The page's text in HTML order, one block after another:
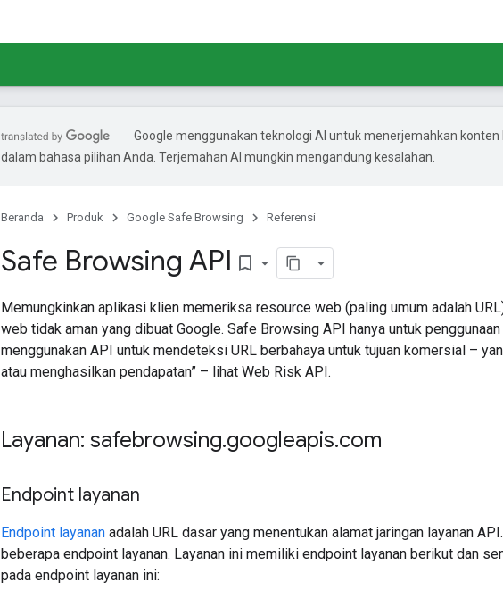
Google menggunakan teknologi AI untuk menerjemahkan konten
dalam bahasa pilihan Anda. Terjemahan AI mungkin mengandung kesalahan.
Beranda Produk Google Safe Browsing Referensi
Safe Browsing API bookmark_border
Memungkinkan aplikasi klien memeriksa resource web (paling umum adalah
web tidak aman yang dibuat Google. Safe Browsing API hanya untuk
menggunakan API untuk mendeteksi URL berbahaya untuk tujuan komersial –
atau menghasilkan pendapatan” – lihat Web Risk API.
Layanan: safebrowsing.googleapis.com
Endpoint layanan
Endpoint layanan adalah URL dasar yang menentukan alamat jaringan layanan
beberapa endpoint layanan. Layanan ini memiliki endpoint layanan berikut dan
pada endpoint layanan ini: